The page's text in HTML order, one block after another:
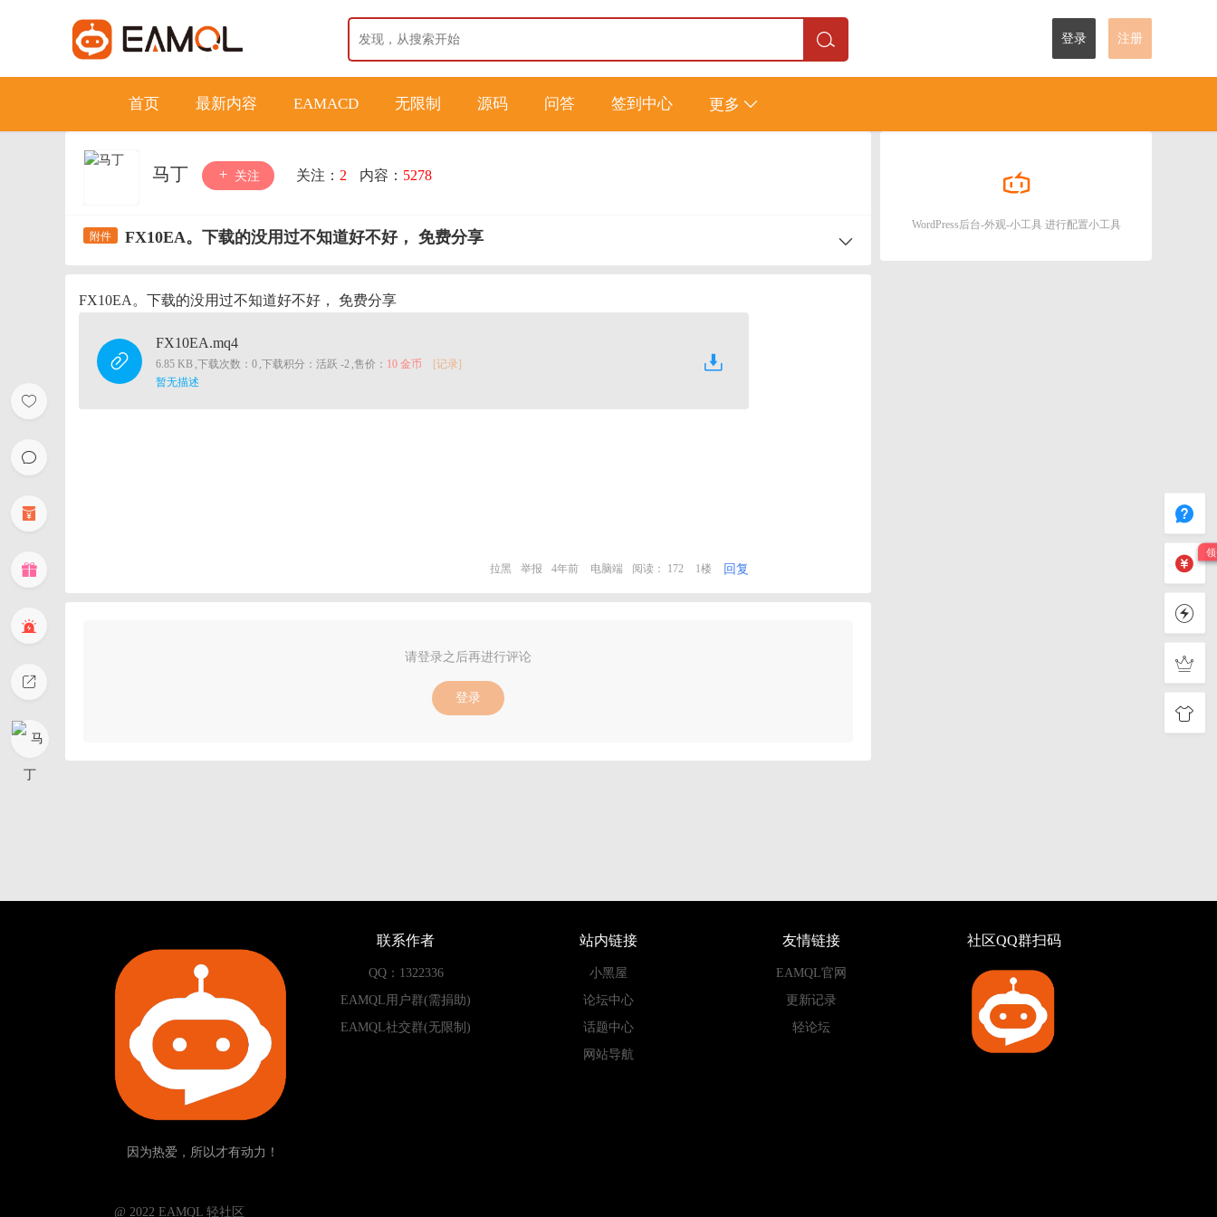
登录 注册
首页 最新内容 EAMACD 无限制 源码 问答 签到中心 更多
马丁 关注 关注： 2 内容： 5278
FX10EA。下载的没用过不知道好不好， 免费分享
FX10EA。下载的没用过不知道好不好， 免费分享
FX10EA.mq4
6.85 KB ,下载次数：0 ,下载积分：活跃 -2 ,售价： 10 金币
[记录]
暂无描述
拉黑 举报 4年前 电脑端 阅读： 172 1楼 回复
请登录之后再进行评论
登录
WordPress后台-外观-小工具 进行配置小工具
因为热爱，所以才有动力！
联系作者
QQ：1322336
EAMQL用户群(需捐助)
EAMQL社交群(无限制)
站内链接
小黑屋
论坛中心
话题中心
网站导航
友情链接
EAMQL官网
更新记录
轻论坛
社区QQ群扫码
­­­­­ @ 2022 EAMQL 轻社区